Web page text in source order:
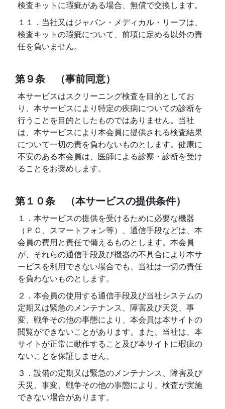
検査キットに瑕疵がある場合、無償で交換します。
１１．当社又はジャパン・メディカル・リーフは、
検査キットの瑕疵について、前項に定める以外の責
任を負いません。
第９条 （事前同意）
本サービスはスクリーニング検査を目的としてお
り、本サービスにより特定の疾病についての診断を
行うことを目的としたものではありません。当社
は、本サービスにより本会員に提供される検査結果
について一切の責を負わないものとします。健康に
不安のある本会員は、医師による診察・診断を受け
ることをお奨めします。
第１０条 （本サービスの提供条件）
１．本サービスの提供を受けるために必要な機器
（ＰＣ、スマートフォン等）、通信手段などは、本
会員の費用と責任で備えるものとします。本会員
が、それらの通信手段及び機器の不具合により本サ
ービスを利用できない場合でも、当社は一切の責任
を負わないものとします。
２．本会員の使用する通信手段及び当社システムの
定期又は緊急のメンテナンス、障害及び天災、事
変、戦争その他の事態により、本会員は本サイトの
閲覧ができないことがあります。また、当社は、本
サイトが正常に動作すること及び本サイトに瑕疵の
ないことを保証しません。
３．設備の定期又は緊急のメンテナンス、障害及び
天災、事変、戦争その他の事態により、検査が実施
できない場合があります。